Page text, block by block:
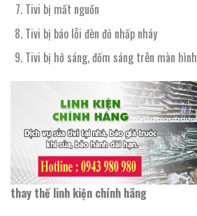
Tivi bị mất nguồn
Tivi bị báo lỗi đèn đỏ nhấp nháy
Tivi bị hở sáng, đốm sáng trên màn hình
thay thế linh kiện chính hãng